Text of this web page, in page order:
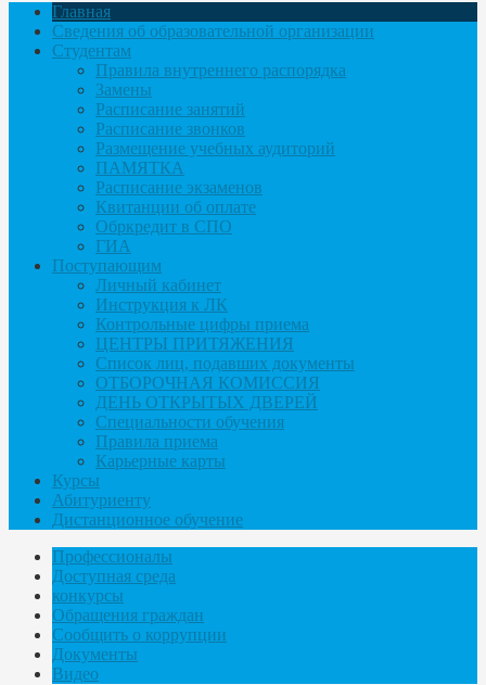
Главная
Сведения об образовательной организации
Студентам
Правила внутреннего распорядка
Замены
Расписание занятий
Расписание звонков
Размещение учебных аудиторий
ПАМЯТКА
Расписание экзаменов
Квитанции об оплате
Обркредит в СПО
ГИА
Поступающим
Личный кабинет
Инструкция к ЛК
Контрольные цифры приема
ЦЕНТРЫ ПРИТЯЖЕНИЯ
Список лиц, подавших документы
ОТБОРОЧНАЯ КОМИССИЯ
ДЕНЬ ОТКРЫТЫХ ДВЕРЕЙ
Специальности обучения
Правила приема
Карьерные карты
Курсы
Абитуриенту
Дистанционное обучение
Профессионалы
Доступная среда
конкурсы
Обращения граждан
Сообщить о коррупции
Документы
Видео